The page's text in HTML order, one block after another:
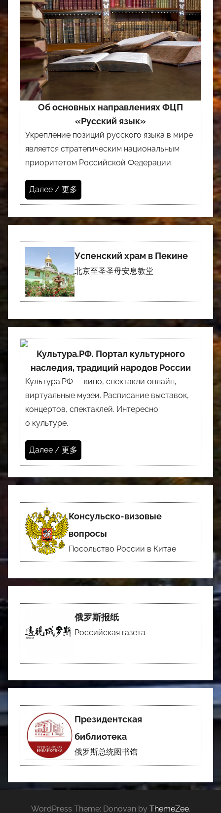
Об основных направлениях ФЦП
«Русский язык»
Укрепление позиций русского языка в мире
является стратегическим национальным
приоритетом Российской Федерации.
Далее / 更多
Успенский храм в Пекине
北京至圣圣母安息教堂
Культура.РФ. Портал культурного
наследия, традиций народов России
Культура.РФ — кино, спектакли онлайн,
виртуальные музеи. Расписание выставок,
концертов, спектаклей. Интересно
о культуре.
Далее / 更多
Консульско-визовые
вопросы
Посольство России в Китае
俄罗斯报纸
Российская газета
Президентская
библиотека
俄罗斯总统图书馆
WordPress Theme: Donovan by ThemeZee.